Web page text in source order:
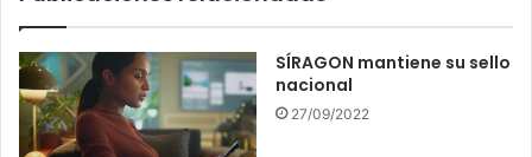
SÍRAGON mantiene su sello
nacional
27/09/2022